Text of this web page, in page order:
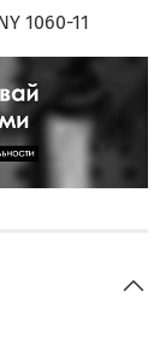
1060-11